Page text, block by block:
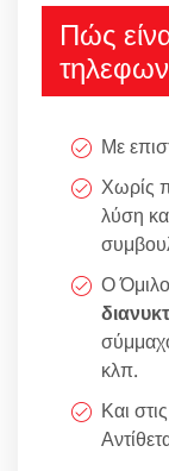
Πώς
Με
Χωρίς
λύση
Ο
κλπ.
Και στις